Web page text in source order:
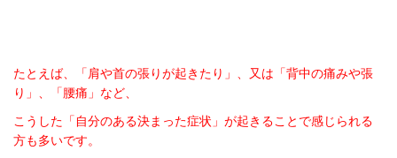
たとえば、「肩や首の張りが起きたり」、又は「背中の痛みや張
り」、「腰痛」など、
こうした「自分のある決まった症状」が起きることで感じられる
方も多いです。